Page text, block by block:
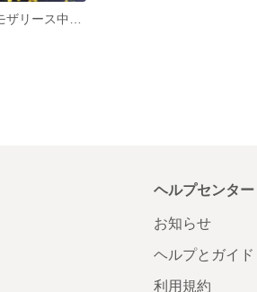
ヘルプセンター
お知らせ
ヘルプとガイド
利用規約